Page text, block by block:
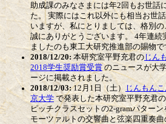
助成課のみなさまには年2回もお世話
た。 実際にはこれ以外にも相当お世
いますが、私にとりましては、格別の
誠にありがとうございます。 4年連続
ましたのも東工大研究推進部の賜物で
2018/12/20: 本研究室平野充君の じん
2018学生奨励賞受賞 のニュースが大
ージに掲載されました。
2018/12/03:12月1日（土） じんもん
京大学で発表した本研究室平野充君
ピッチクラスセットの2-gramパターン
モーツァルトの交響曲と弦楽四重奏